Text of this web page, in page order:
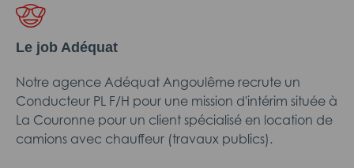
Le job Adéquat
Notre agence Adéquat Angoulême recrute un
Conducteur PL F/H pour une mission d'intérim située à
La Couronne pour un client spécialisé en location de
camions avec chauffeur (travaux publics).